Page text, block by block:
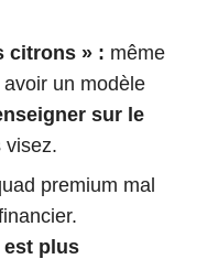
citrons » : même
un modèle
sur le
visez.
premium mal
est plus